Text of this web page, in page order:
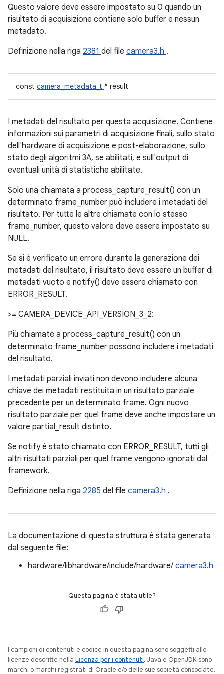
Questo valore deve essere impostato su 0 quando un
risultato di acquisizione contiene solo buffer e nessun
metadato.
Definizione nella riga 2381 del file camera3.h .
const camera_metadata_t * result
I metadati del risultato per questa acquisizione. Contiene
informazioni sui parametri di acquisizione finali, sullo stato
dell'hardware di acquisizione e post-elaborazione, sullo
stato degli algoritmi 3A, se abilitati, e sull'output di
eventuali unità di statistiche abilitate.
Solo una chiamata a process_capture_result() con un
determinato frame_number può includere i metadati del
risultato. Per tutte le altre chiamate con lo stesso
frame_number, questo valore deve essere impostato su
NULL.
Se si è verificato un errore durante la generazione dei
metadati del risultato, il risultato deve essere un buffer di
metadati vuoto e notify() deve essere chiamato con
ERROR_RESULT.
>= CAMERA_DEVICE_API_VERSION_3_2:
Più chiamate a process_capture_result() con un
determinato frame_number possono includere i metadati
del risultato.
I metadati parziali inviati non devono includere alcuna
chiave dei metadati restituita in un risultato parziale
precedente per un determinato frame. Ogni nuovo
risultato parziale per quel frame deve anche impostare un
valore partial_result distinto.
Se notify è stato chiamato con ERROR_RESULT, tutti gli
altri risultati parziali per quel frame vengono ignorati dal
framework.
Definizione nella riga 2285 del file camera3.h .
La documentazione di questa struttura è stata generata
dal seguente file:
hardware/libhardware/include/hardware/ camera3.h
Questa pagina è stata utile?
I campioni di contenuti e codice in questa pagina sono soggetti alle
licenze descritte nella Licenza per i contenuti. Java e OpenJDK sono
marchi o marchi registrati di Oracle e/o delle sue società consociate.